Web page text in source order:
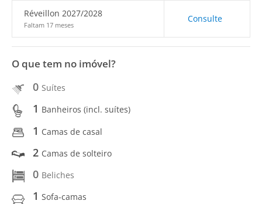
Réveillon 2027/2028
Faltam 17 meses
Consulte
O que tem no imóvel?
0 Suítes
1 Banheiros (incl. suítes)
1 Camas de casal
2 Camas de solteiro
0 Beliches
1 Sofa-camas